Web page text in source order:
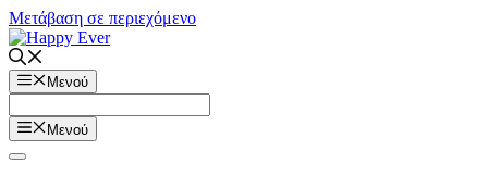
Μετάβαση σε περιεχόμενο
Μενού
Μενού